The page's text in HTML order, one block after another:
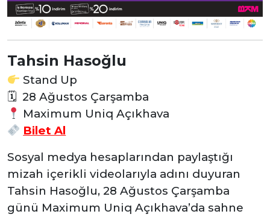
Tahsin Hasoğlu
Stand Up
🗓 28 Ağustos Çarşamba
Maximum Uniq Açıkhava
Bilet Al
Sosyal medya hesaplarından paylaştığı
mizah içerikli videolarıyla adını duyuran
Tahsin Hasoğlu, 28 Ağustos Çarşamba
günü Maximum Uniq Açıkhava’da sahne